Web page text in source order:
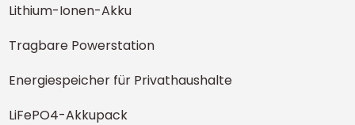
Lithium-Ionen-Akku
Tragbare Powerstation
Energiespeicher für Privathaushalte
LiFePO4-Akkupack